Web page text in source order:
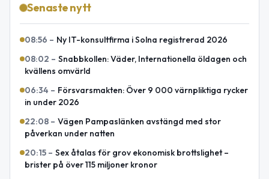
Senaste nytt
08:56 – Ny IT-konsultfirma i Solna registrerad 2026
08:02 – Snabbkollen: Väder, Internationella öldagen och
kvällens omvärld
06:34 – Försvarsmakten: Över 9 000 värnpliktiga rycker
in under 2026
22:08 – Vägen Pampaslänken avstängd med stor
påverkan under natten
20:15 – Sex åtalas för grov ekonomisk brottslighet –
brister på över 115 miljoner kronor